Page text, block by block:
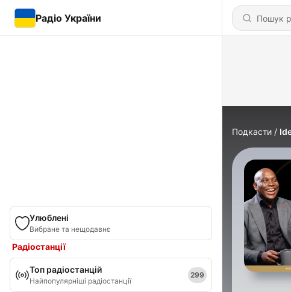
Радіо України
Улюблені
Вибране та нещодавнє
Радіостанції
Топ радіостанцій
Найпопулярніші радіостанції
299
Подкасти